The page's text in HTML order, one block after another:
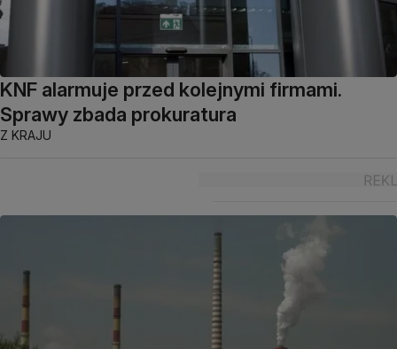
KNF alarmuje przed kolejnymi firmami.
Sprawy zbada prokuratura
Z KRAJU